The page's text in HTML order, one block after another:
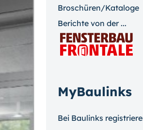
Broschüren/Kataloge
Berichte von der ...
MyBaulinks
Bei Baulinks